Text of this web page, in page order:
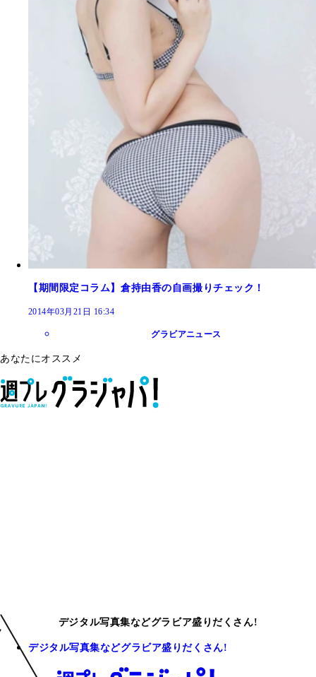
【期間限定コラム】倉持由香の自画撮りチェック！
2014年03月21日 16:34
グラビアニュース
あなたにオススメ
デジタル写真集などグラビア盛りだくさん!
デジタル写真集などグラビア盛りだくさん!